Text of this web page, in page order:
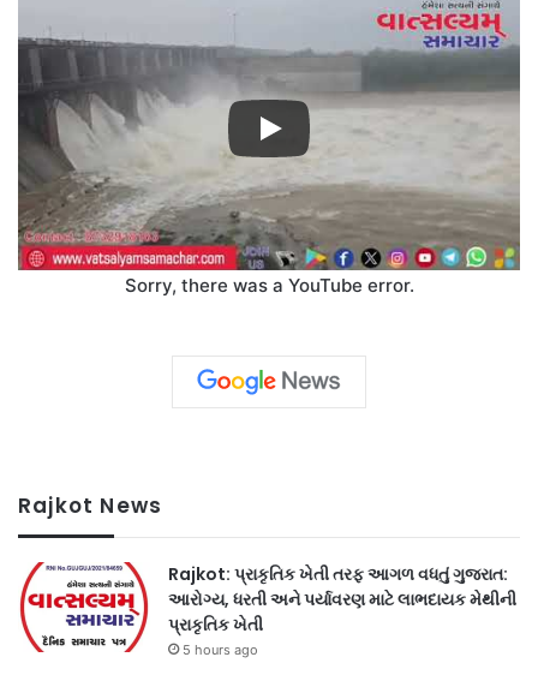
Sorry, there was a YouTube error.
Rajkot News
Rajkot: પ્રાકૃતિક ખેતી તરફ આગળ વધતું ગુજરાત:
આરોગ્ય, ધરતી અને પર્યાવરણ માટે લાભદાયક મેથીની
પ્રાકૃતિક ખેતી
5 hours ago